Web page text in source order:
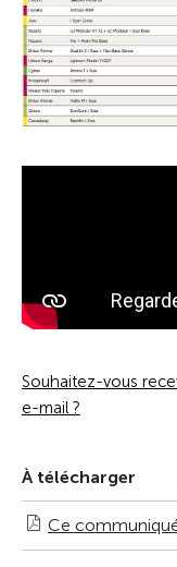
Souhaitez-vous
e-mail ?
À télécharger
Ce